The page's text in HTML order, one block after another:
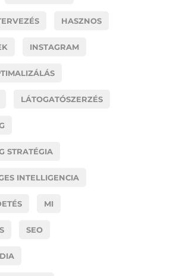
HASZNOS
INSTAGRAM
LÁTOGATÓSZERZÉS
STRATÉGIA
INTELLIGENCIA
MI
SEO